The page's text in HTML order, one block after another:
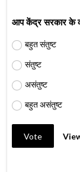
आप केंद्र सरकार के
बहुत संतुष्ट
संतुष्ट
असंतुष्ट
बहुत असंतुष्ट
Vote